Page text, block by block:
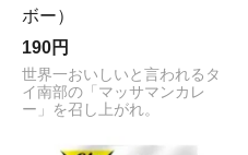
ボー）
190円
世界一おいしいと言われるタ
イ南部の「マッサマンカレ
ー」を召し上がれ。